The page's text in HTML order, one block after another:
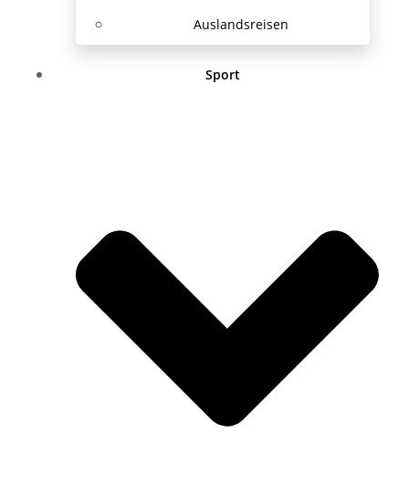
Auslandsreisen
Sport